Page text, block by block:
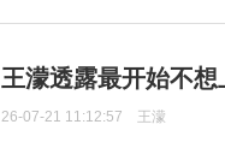
王濛透露最开始不
26-07-21 11:12:57 王濛